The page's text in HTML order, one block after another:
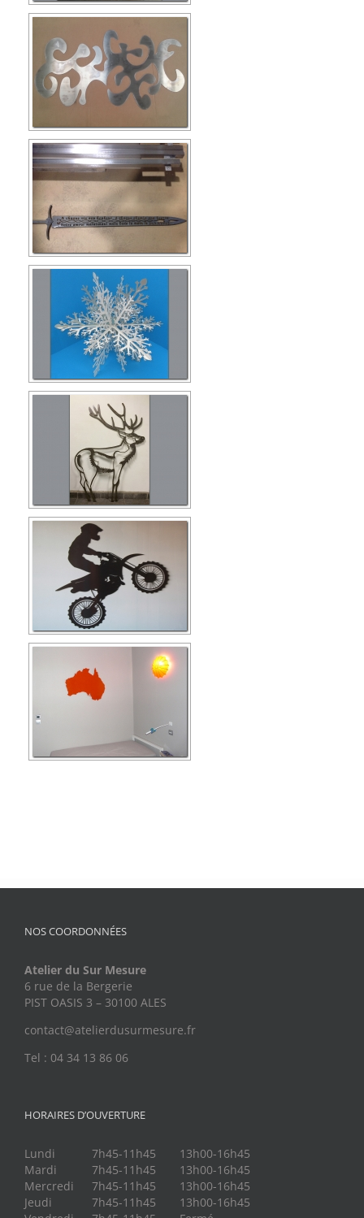
NOS COORDONNÉES
Atelier du Sur Mesure
6 rue de la Bergerie
PIST OASIS 3 – 30100 ALES
contact@atelierdusurmesure.fr
Tel : 04 34 13 86 06
HORAIRES D’OUVERTURE
Lundi 7h45-11h45
13h00-16h45
Mardi
7h45-11h45
13h00-16h45
Mercredi
7h45-11h45
13h00-16h45
Jeudi
7h45-11h45
13h00-16h45